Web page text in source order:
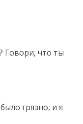
Говори, что ты
грязно, и я